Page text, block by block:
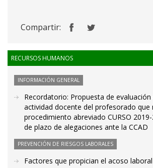
Compartir:
RECURSOS HUMANOS
INFORMACIÓN GENERAL
Recordatorio: Propuesta de
actividad docente del profesorado
procedimiento abreviado CURSO
de plazo de alegaciones ante la CCAD
PREVENCIÓN DE RIESGOS LABORALES
Factores que propician el acoso laboral